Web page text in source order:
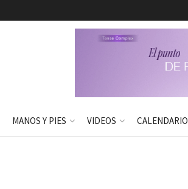
MANOS Y PIES VIDEOS CALENDARIO